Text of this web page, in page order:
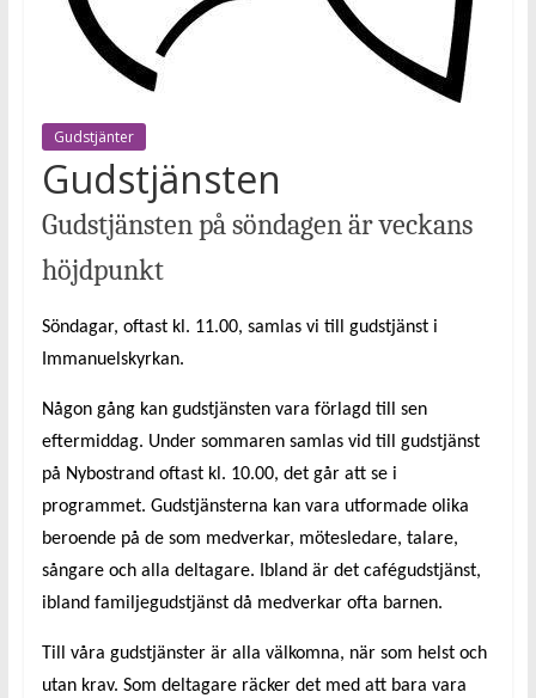
Gudstjänter
Gudstjänsten
Gudstjänsten på söndagen är veckans
höjdpunkt
Söndagar, oftast kl. 11.00, samlas vi till gudstjänst i
Immanuelskyrkan.
Någon gång kan gudstjänsten vara förlagd till sen
eftermiddag. Under sommaren samlas vid till gudstjänst
på Nybostrand oftast kl. 10.00, det går att se i
programmet. Gudstjänsterna kan vara utformade olika
beroende på de som medverkar, mötesledare, talare,
sångare och alla deltagare. Ibland är det cafégudstjänst,
iblandfamiljegudstjänst då medverkar ofta barnen.
Till våra gudstjänster är alla välkomna, när som helst och
utan krav. Som deltagare räcker det med att bara vara